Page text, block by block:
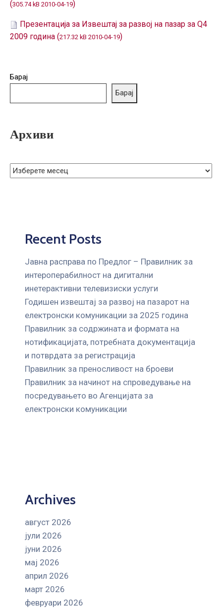
(305.74 kB 2010-04-19)
Презентација за Извештај за развој на пазар за Q4
2009 годинa (217.32 kB 2010-04-19)
Барај
Барај
Архиви
Recent Posts
Јавна расправа по Предлог – Правилник за
интероперабилност на дигитални
инетерактивни телевизиски услуги
Годишен извештај за развој на пазарот на
електронски комуникации за 2025 година
Правилник за содржината и формата на
нотификацијата, потребната документација
и потврдата за регистрација
Правилник за преносливост на броеви
Правилник за начинот на спроведување на
посредувањето во Агенцијата за
електронски комуникации
Archives
август 2026
јули 2026
јуни 2026
мај 2026
април 2026
март 2026
февруари 2026